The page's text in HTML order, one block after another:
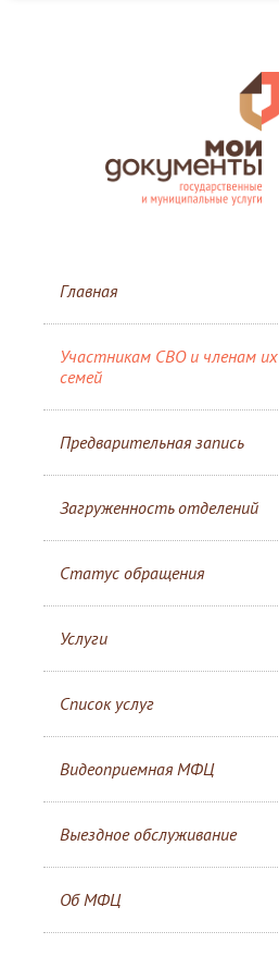
Главная
Участникам СВО и членам их
семей
Предварительная запись
Загруженность отделений
Статус обращения
Услуги
Список услуг
Видеоприемная МФЦ
Выездное обслуживание
Об МФЦ